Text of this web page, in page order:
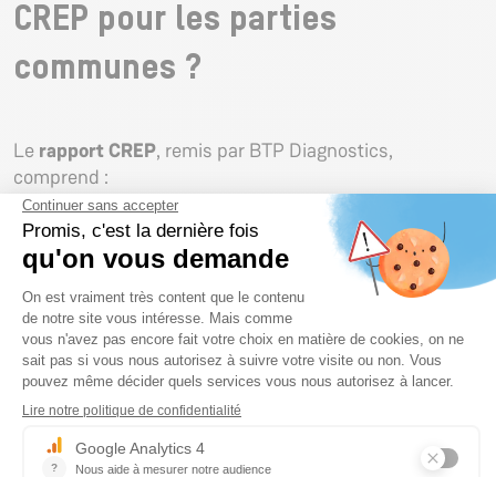
CREP pour les parties
communes ?
Le rapport CREP, remis par BTP Diagnostics,
comprend :
la localisation et la cartographie des
revêtements analysés, avec la teneur en plomb
l’évaluation de l’état de conservation
peintures et revêtements ;
lesrecommandations de travaux ou de
surveillanceen cas de présence de plomb ;
et le cas échéant lafiche de transmission à